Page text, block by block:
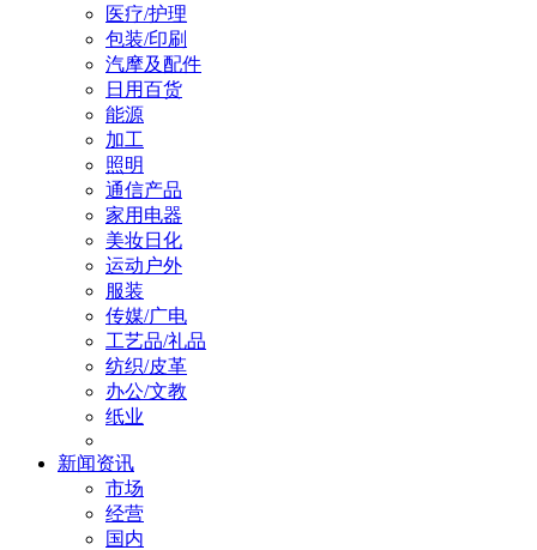
医疗/护理
包装/印刷
汽摩及配件
日用百货
能源
加工
照明
通信产品
家用电器
美妆日化
运动户外
服装
传媒/广电
工艺品/礼品
纺织/皮革
办公/文教
纸业
新闻资讯
市场
经营
国内